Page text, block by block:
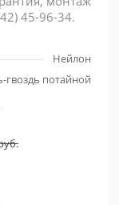
45-96-34.
Нейлон
потайной